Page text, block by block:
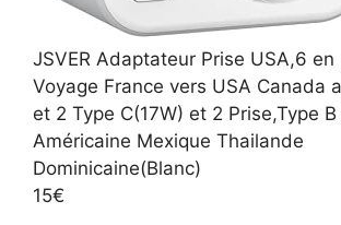
JSVER Adaptateur Prise USA,6
Voyage France vers USA Canada
et 2 Type C(17W) et 2 Prise,Type
Américaine Mexique Thailande
Dominicaine(Blanc)
15€